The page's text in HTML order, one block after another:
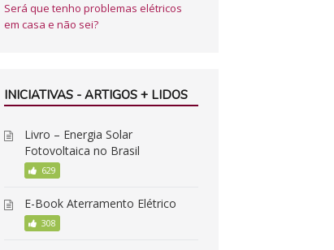
Será que tenho problemas elétricos
em casa e não sei?
INICIATIVAS - ARTIGOS + LIDOS
Livro – Energia Solar
Fotovoltaica no Brasil
629
E-Book Aterramento Elétrico
308